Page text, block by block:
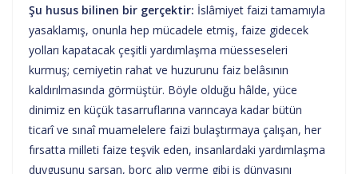
Şu husus bilinen bir gerçektir: İslâmiyet faizi tamamıyla
yasaklamış, onunla hep mücadele etmiş, faize gidecek
yolları kapatacak çeşitli yardımlaşma müesseseleri
kurmuş; cemiyetin rahat ve huzurunu faiz belâsının
kaldırılmasında görmüştür. Böyle olduğu hâlde, yüce
dinimiz en küçük tasarruflarına varıncaya kadar bütün
ticarî ve sınaî muamelelere faizi bulaştırmaya çalışan, her
fırsatta milleti faize teşvik eden, insanlardaki yardımlaşma
duygusunu sarsan, borç alıp verme gibi iş dünyasını